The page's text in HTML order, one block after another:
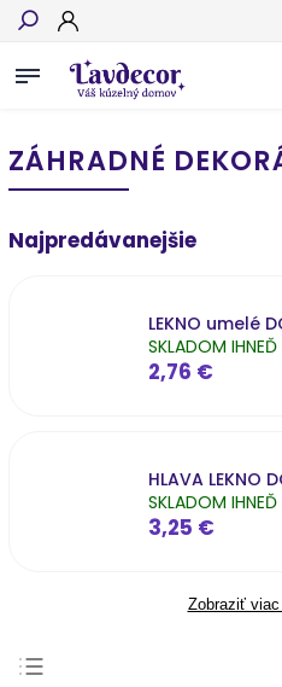
ZÁHRADNÉ
Najpredávanejšie
LEKNO umelé
SKLADOM
2,76 €
HLAVA LEKNO
SKLADOM
3,25 €
Zobraziť